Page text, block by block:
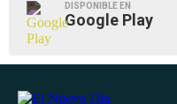
DISPONIBLE EN
Google Play